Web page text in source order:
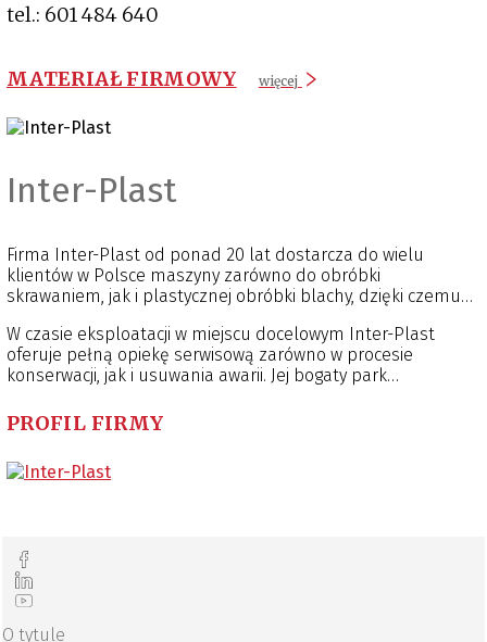
tel.: 601 484 640
MATERIAŁ FIRMOWY więcej
Inter-Plast
Firma Inter-Plast od ponad 20 lat dostarcza do wielu
klientów w Polsce maszyny zarówno do obróbki
skrawaniem, jak i plastycznej obróbki blachy, dzięki czemu
maszynami używanymi w Polsce. Sprzedaż poprzedza
kompleksowy serwis i remont gwarantujący wymaganą
dokładność i powtarzalność realizowanych zadań. Firma
pomocy w doborze maszyn, możliwości przetestowania ich
przygotowania urządzenia do transportu, wsparcia
logistycznego (transportu) oraz uruchomienia przez zespół
W czasie eksploatacji w miejscu docelowym Inter-Plast
oferuje pełną opiekę serwisową zarówno w procesie
konserwacji, jak i usuwania awarii. Jej bogaty park
zespół doświadczonych pracowników stanowią atuty
pozwalające zaoferować klientom w pełni funkcjonalne,
wysokojakościowe używane obrabiarki do metalu. Jest to
atrakcyjny finansowo sposób na rozbudowę posiadanego
PROFIL FIRMY
O tytule